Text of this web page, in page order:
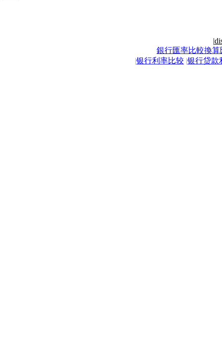
|
銀行匯率比較換算
|银行利率比较 |银行贷款